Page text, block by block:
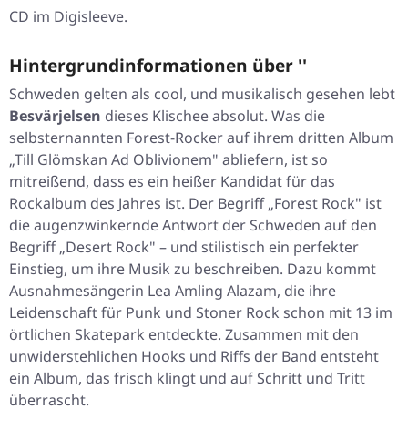
CD im Digisleeve.
Hintergrundinformationen über ''
Schweden gelten als cool, und musikalisch gesehen lebt
Besvärjelsen dieses Klischee absolut. Was die
selbsternannten Forest-Rocker auf ihrem dritten Album
„Till Glömskan Ad Oblivionem" abliefern, ist so
mitreißend, dass es ein heißer Kandidat für das
Rockalbum des Jahres ist. Der Begriff „Forest Rock" ist
die augenzwinkernde Antwort der Schweden auf den
Begriff „Desert Rock" – und stilistisch ein perfekter
Einstieg, um ihre Musik zu beschreiben. Dazu kommt
Ausnahmesängerin Lea Amling Alazam, die ihre
Leidenschaft für Punk und Stoner Rock schon mit 13 im
örtlichen Skatepark entdeckte. Zusammen mit den
unwiderstehlichen Hooks und Riffs der Band entsteht
ein Album, das frisch klingt und auf Schritt und Tritt
überrascht.